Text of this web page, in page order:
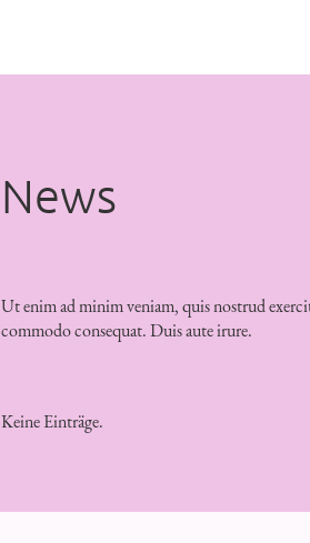
News
Ut enim ad minim veniam, quis nostrud
commodo consequat. Duis aute irure.
Keine Einträge.